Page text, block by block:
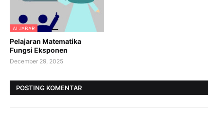
ALJABAR
Pelajaran Matematika
Fungsi Eksponen
December 29, 2025
POSTING KOMENTAR